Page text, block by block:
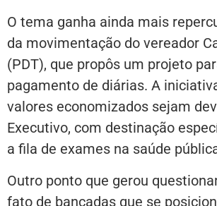
O tema ganha ainda mais
da movimentação do vereador
(PDT), que propôs um projeto
pagamento de diárias. A
valores economizados sejam
Executivo, com destinação
a fila de exames na saúde
Outro ponto que gerou
fato de bancadas que se